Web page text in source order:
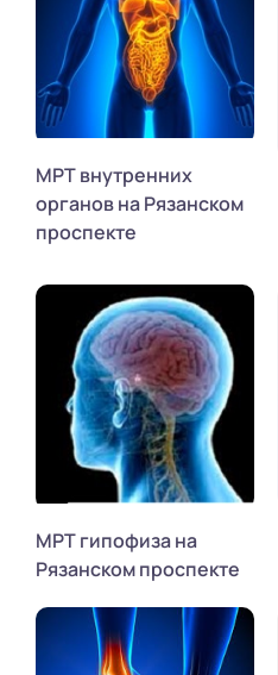
МРТ внутренних
органов на Рязанском
проспекте
МРТ гипофиза на
Рязанском проспекте